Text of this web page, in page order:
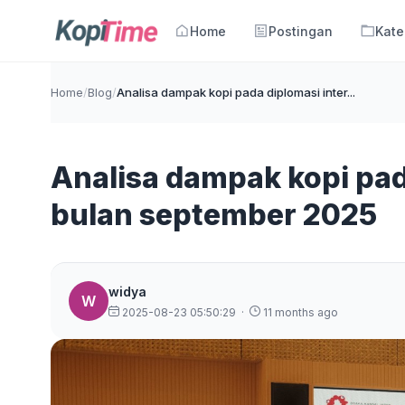
Home Postingan
Home/Blog/Analisa dampak kopi pada diplomasi inter...
Analisa dampak kopi
bulan september 2025
W
widya
2025-08-23 05:50:29 · 11 months ago